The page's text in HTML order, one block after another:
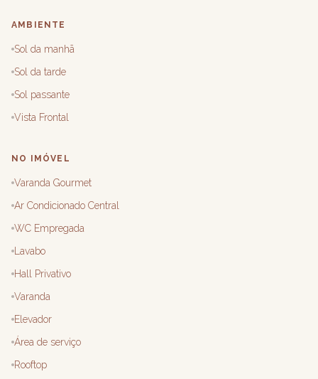
AMBIENTE
Sol da manhã
Sol da tarde
Sol passante
Vista Frontal
NO IMÓVEL
Varanda Gourmet
Ar Condicionado Central
WC Empregada
Lavabo
Hall Privativo
Varanda
Elevador
Área de serviço
Rooftop